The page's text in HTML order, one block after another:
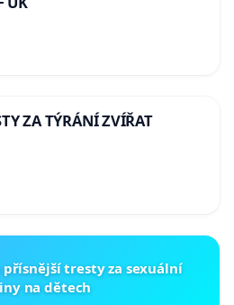
ZA TÝRÁNÍ ZVÍŘAT
tresty za sexuální
na dětech